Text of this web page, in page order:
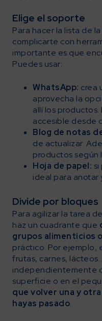
Elige el soporte
Para hacer la lista de
complicarte con
importante es que
Puedes usar:
WhatsApp: crea
aprovecha la
allí los
accesible desde
Blog de notas
de actualizar.
productos según
Hoja de papel:
ideal para anotar
Divide por bloques
Para agilizar la tarea
haz un cuadrante que
grupos alimenticios
práctico. Por ejemplo,
frutas, carnes,
independientemente
superficie o en el
que volver una y
hayas pasado.